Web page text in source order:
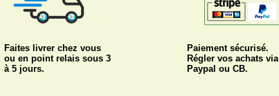
Faites livrer chez vous
ou en point relais sous 3
à 5 jours.
Paiement sécurisé.
Régler vos achats via
Paypal ou CB.